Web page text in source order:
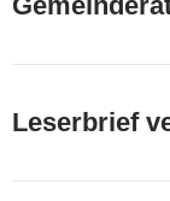
Leserbrief